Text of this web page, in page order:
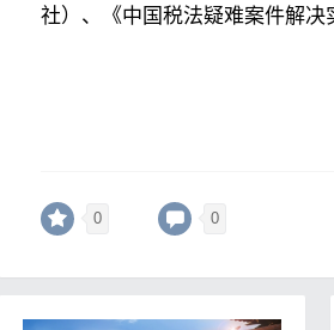
社）、《中国税法疑难案件解决
0 0